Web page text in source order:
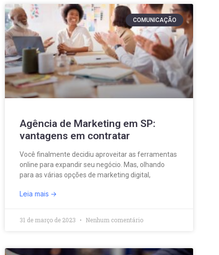
COMUNICAÇÃO
Agência de Marketing em SP:
vantagens em contratar
Você finalmente decidiu aproveitar as ferramentas
online para expandir seu negócio. Mas, olhando
para as várias opções de marketing digital,
Leia mais
31 de março de 2023 Nenhum comentário